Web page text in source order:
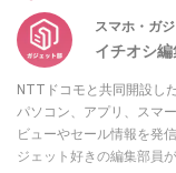
スマホ・ガ
イチオシ
NTTドコモと共同開設し
パソコン、アプリ、スマ
ビューやセール情報を発
ジェット好きの編集部員